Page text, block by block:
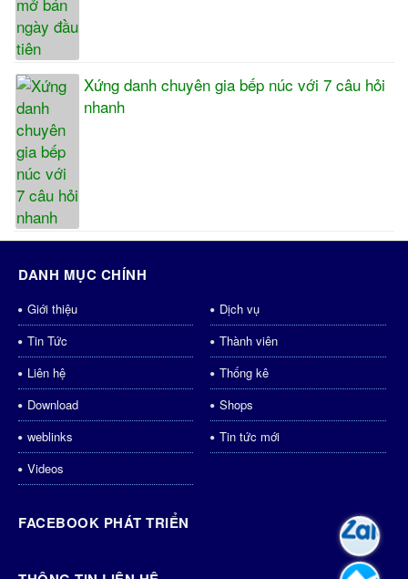
Xứng danh chuyên gia bếp núc với 7 câu hỏi
nhanh
DANH MỤC CHÍNH
Giới thiệu
Dịch vụ
Tin Tức
Thành viên
Liên hệ
Thống kê
Download
Shops
weblinks
Tin tức mới
Videos
FACEBOOK PHÁT TRIỂN